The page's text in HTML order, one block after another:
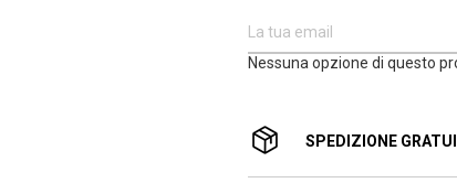
Elementi
Nessuna opzione di questo
SPEDIZIONE